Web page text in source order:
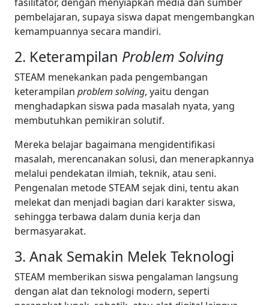
pembelajaran, supaya siswa dapat mengembangkan
kemampuannya secara mandiri.
2. Keterampilan Problem Solving
STEAM menekankan pada pengembangan
keterampilan problem solving, yaitu dengan
menghadapkan siswa pada masalah nyata, yang
membutuhkan pemikiran solutif.
Mereka belajar bagaimana mengidentifikasi
masalah, merencanakan solusi, dan menerapkannya
melalui pendekatan ilmiah, teknik, atau seni.
Pengenalan metode STEAM sejak dini, tentu akan
melekat dan menjadi bagian dari karakter siswa,
sehingga terbawa dalam dunia kerja dan
bermasyarakat.
3. Anak Semakin Melek Teknologi
STEAM memberikan siswa pengalaman langsung
dengan alat dan teknologi modern, seperti